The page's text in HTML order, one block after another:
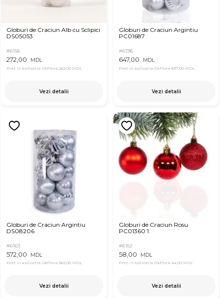
Globuri de Craciun Alb cu Sclipici
DS05053
#6156
272,00 MDL
Pret in aplicatia OkFlora 262,00 MDL
Vezi detalii
Globuri de Craciun Argintiu
PC01687
#6196
647,00 MDL
Pret in aplicatia OkFlora 637,00 MDL
Vezi detalii
Globuri de Craciun Argintiu
DS08206
#6163
572,00 MDL
Pret in aplicatia OkFlora 562,00 MDL
Vezi detalii
Globuri de Craciun Rosu
PC01360 1
#6152
58,00 MDL
Pret in aplicatia OkFlora 44,00 MDL
Vezi detalii